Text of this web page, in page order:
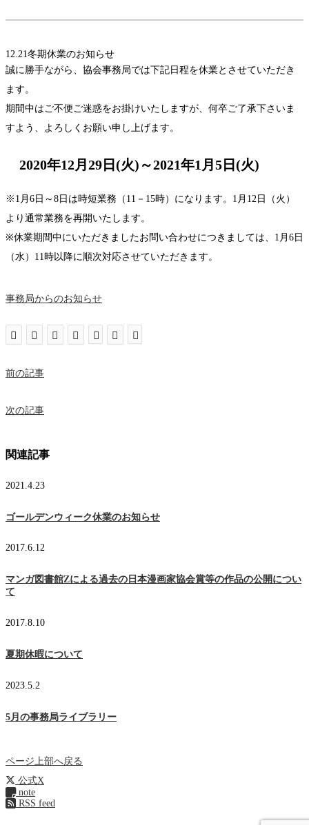
12.21冬期休業のお知らせ
誠に勝手ながら、協会事務局では下記日程を休業とさせていただき
ます。
期間中はご不便ご迷惑をお掛けいたしますが、何卒ご了承下さいま
すよう、よろしくお願い申し上げます。
2020年12月29日(火)～2021年1月5日(火)
※1月6日～8日は時短業務（11－15時）になります。1月12日（火）
より通常業務を再開いたします。
※休業期間中にいただきましたお問い合わせにつきましては、1月6日
（水）11時以降に順次対応させていただきます。
事務局からのお知らせ
前の記事
次の記事
関連記事
2021.4.23
ゴールデンウィーク休業のお知らせ
2017.6.12
マンガ図書館Zによる過去の日本漫画家協会賞等の作品の公開につい
て
2017.8.10
夏期休暇について
2023.5.2
5月の事務局ライブラリー
ページ上部へ戻る
公式X
note
RSS feed